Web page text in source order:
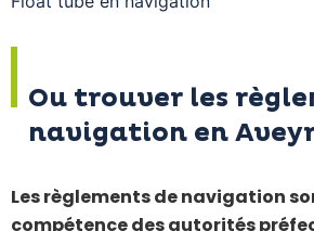
Ou trouver les
navigation en
Les règlements de navigation
compétence des autorités